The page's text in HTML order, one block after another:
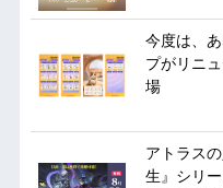
今度は、
プがリニ
場
アトラス
生』シリ